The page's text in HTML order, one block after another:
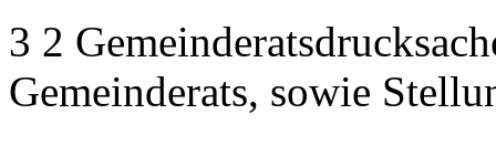
3 2
Gemeinderats, sowie